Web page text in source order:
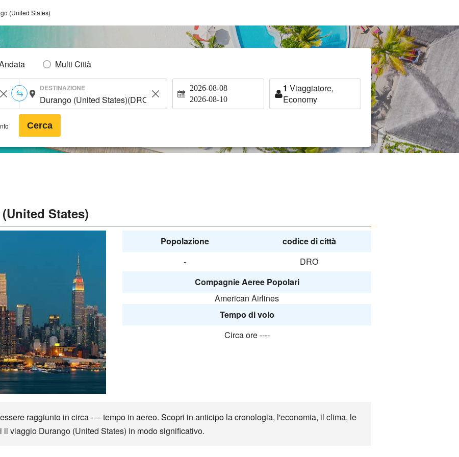
(United States)
Multi Città
DESTINAZIONE 2026-08-08
2026-08-10
1 Viaggiatore,
Economy
Cerca
States)
Popolazione
codice di città
-
DRO
Compagnie Aeree Popolari
American Airlines
Tempo di volo
Circa ore ----
raggiunto in circa ---- tempo in aereo. Scopri in anticipo la cronologia, l'economia, il clima, le
viaggio Durango (United States) in modo significativo.